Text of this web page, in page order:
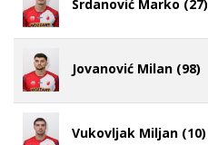
Srdanović Marko (27)
Jovanović Milan (98)
Vukovljak Miljan (10)